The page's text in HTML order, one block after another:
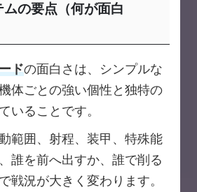
の要点（何が面白
ドの面白さは、シンプルな
体ごとの強い個性と独特の
いることです。
範囲、射程、装甲、特殊能
誰を前へ出すか、誰で削る
戦況が大きく変わります。